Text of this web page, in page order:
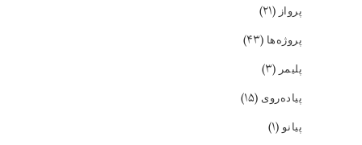
پرواز (۲۱)
پروژه‌ها (۴۳)
پلیمر (۳)
پیاده‌روی (۱۵)
پیانو(۱)